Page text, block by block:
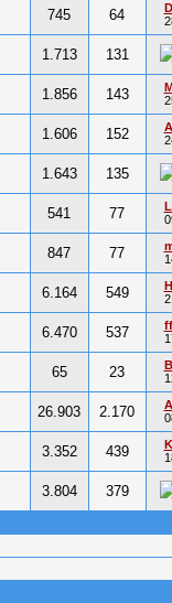
745 64
1.713 131
1.856 143
1.606 152
1.643 135
541 77
847 77
6.164 549
6.470 537
65 23
26.903 2.170
3.352 439
3.804 379